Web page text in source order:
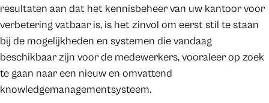
resultaten aan dat het kennisbeheer van uw kantoor voor
verbetering vatbaar is, is het zinvol om eerst stil te staan
bij de mogelijkheden en systemen die vandaag
beschikbaar zijn voor de medewerkers, vooraleer op zoek
te gaan naar een nieuw en omvattend
knowledgemanagementsysteem.